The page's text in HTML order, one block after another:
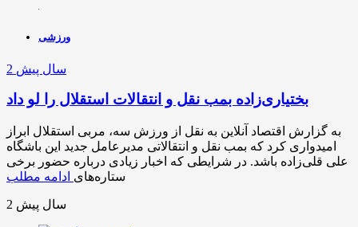
ورزشی
2 سال پیش
بختیاری‌زاده بمب نقل و انتقالات استقلال را لو داد
به گزارش اقتصاد آنلاین به نقل از ورزش سه، مربی استقلال ابراز
امیدواری کرد که بمب نقل و انتقالاتی مدیرعامل جدید این باشگاه
علی قلی‌زاده باشد. در شرایطی که اخبار زیادی درباره حضور برخی
ستاره‌های ادامه مطلب
2 سال پیش